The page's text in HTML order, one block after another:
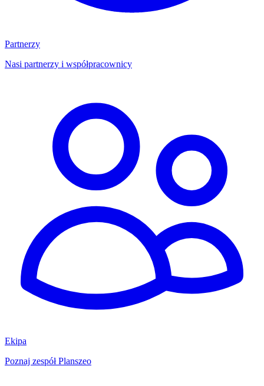
Partnerzy
Nasi partnerzy i współpracownicy
Ekipa
Poznaj zespół Planszeo